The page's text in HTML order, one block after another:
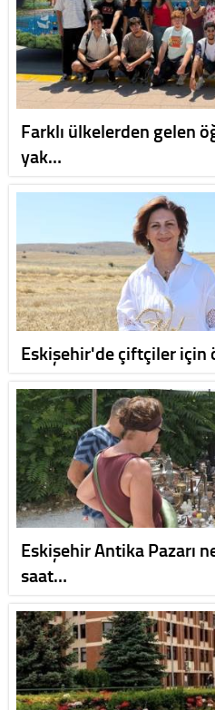
Farklı ülkelerden gelen
yak…
Eskişehir'de çiftçiler
Eskişehir Antika Pazarı
saat…